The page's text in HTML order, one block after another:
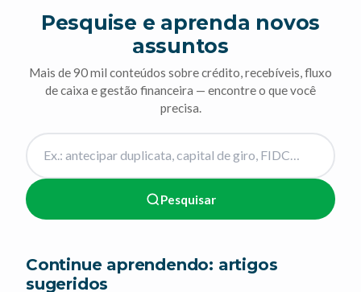
Pesquise e aprenda novos
assuntos
Mais de 90 mil conteúdos sobre crédito, recebíveis, fluxo
de caixa e gestão financeira — encontre o que você
precisa.
Pesquisar
Continue aprendendo: artigos
sugeridos